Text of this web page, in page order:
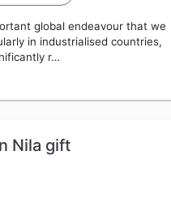
global endeavour that we
in industrialised countries,
r…
Nila gift